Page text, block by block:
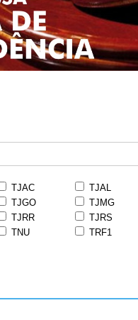
TJAC TJAL
TJGO TJMG
TJRR TJRS
TNU TRF1